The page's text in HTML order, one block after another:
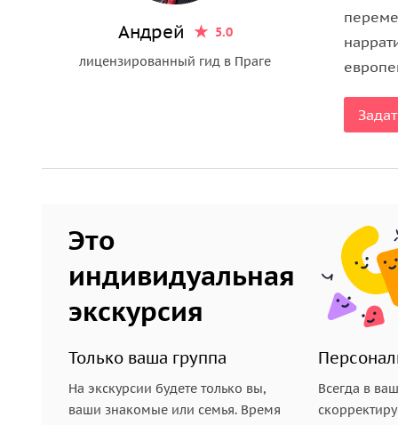
Рассказывают, якобы ещё в IX веке
Основные здешние сорта — пино-нуар и пино-
В мельницком замке, по которому определённо
энологи и сомелье. Все местные вина делаются
После экскурсии по старинным залам и
отобедать в местном ресторанчике, где заодно
нежные вина.
Кстати говоря, в региональном музее часть
подсядет на винную...
Андрей
5.0
лицензированный гид в Праге
Это
индивидуальная
экскурсия
Только ваша группа
На экскурсии будете только вы,
ваши знакомые или семья. Время
Всегда в